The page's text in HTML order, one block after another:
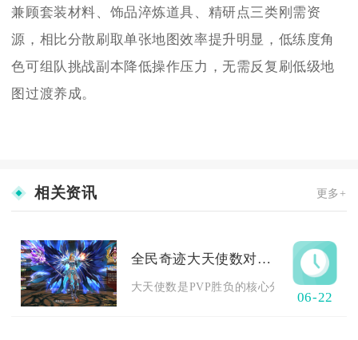
兼顾套装材料、饰品淬炼道具、精研点三类刚需资
源，相比分散刷取单张地图效率提升明显，低练度角
色可组队挑战副本降低操作压力，无需反复刷低级地
图过渡养成。
相关资讯 更多+
全民奇迹大天使数对pvp战斗有什么作用
大天使数是PVP胜负的核心分水岭，直接决
06-22